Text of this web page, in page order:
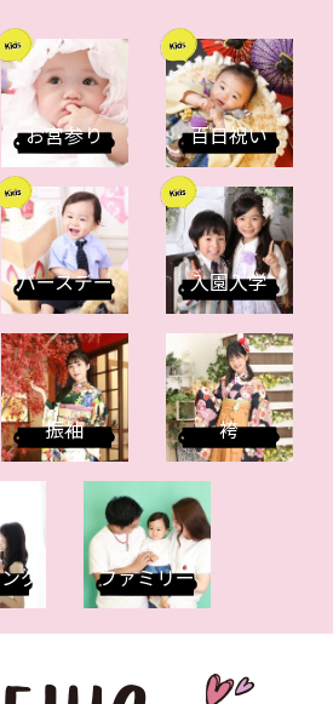
お宮参り 百日祝い
バースデー 入園入学
振袖 袴
グ ファミリー